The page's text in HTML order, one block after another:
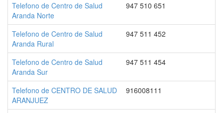
Telefono de Centro de Salud
Aranda Norte
947 510 651
Telefono de Centro de Salud
Aranda Rural
947 511 452
Telefono de Centro de Salud
Aranda Sur
947 511 454
Telefono de CENTRO DE SALUD
ARANJUEZ
916008111